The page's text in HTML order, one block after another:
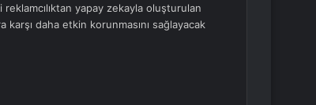
yapay zekayla oluşturulan
karşı daha etkin korunmasını sağlayacak